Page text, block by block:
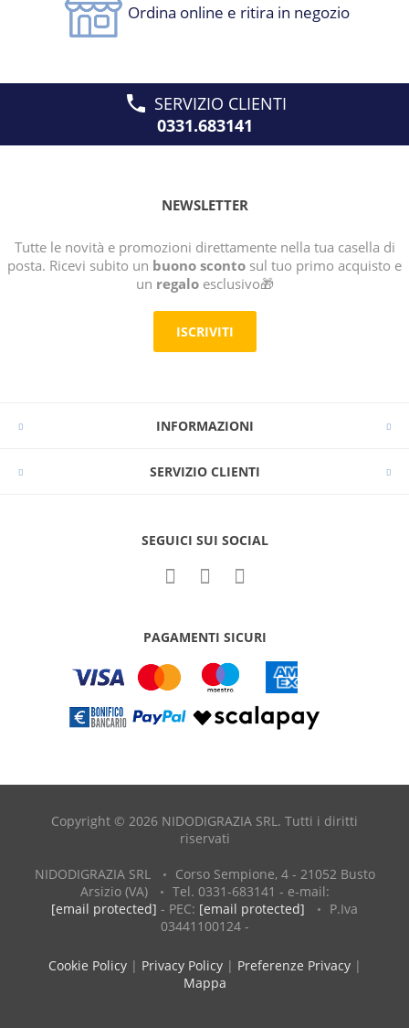
Ordina online e ritira in negozio
SERVIZIO CLIENTI
0331.683141
NEWSLETTER
Tutte le novità e promozioni direttamente nella tua casella di
posta. Ricevi subito un buono sconto sul tuo primo acquisto e
un regaloesclusivo🎁
ISCRIVITI
INFORMAZIONI
SERVIZIO CLIENTI
SEGUICI SUI SOCIAL
PAGAMENTI SICURI
Copyright © 2026 NIDODIGRAZIA SRL. Tutti i diritti
riservati
NIDODIGRAZIA SRL
Corso Sempione, 4 - 21052 Busto
Arsizio (VA)
Tel. 0331-683141 - e-mail:
[email protected] - PEC: [email protected]
P.Iva
03441100124 -
Cookie Policy| Privacy Policy| Preferenze Privacy|
Mappa